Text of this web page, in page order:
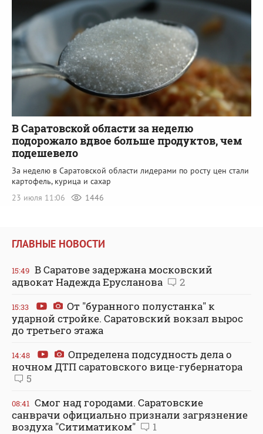
В Саратовской области за неделю
подорожало вдвое больше продуктов, чем
подешевело
За неделю в Саратовской области лидерами по росту цен стали
картофель, курица и сахар
23 июля 11:06
1446
ГЛАВНЫЕ НОВОСТИ
15:49 В Саратове задержана московский
адвокат Надежда Ерусланова
2
15:33
От "буранного полустанка" к
ударной стройке. Саратовский вокзал вырос
до третьего этажа
14:48
Определена подсудность дела о
ночном ДТП саратовского вице-губернатора
5
08:41 Смог над городами. Саратовские
санврачи официально признали загрязнение
воздуха "Ситиматиком"
1